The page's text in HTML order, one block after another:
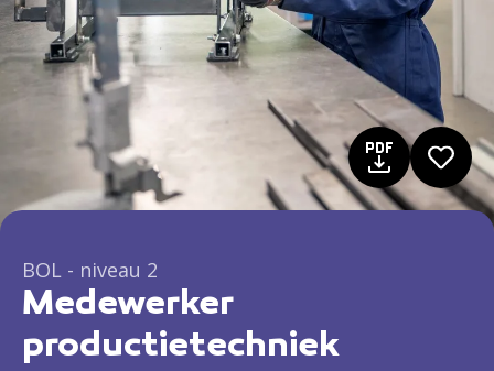
BOL - niveau 2
Medewerker
productietechniek